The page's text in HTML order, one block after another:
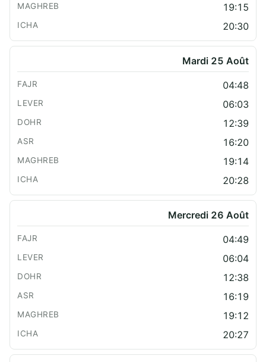
19:15
20:30
Mardi 25 Août
04:48
06:03
12:39
16:20
19:14
20:28
Mercredi 26 Août
04:49
06:04
12:38
16:19
19:12
20:27